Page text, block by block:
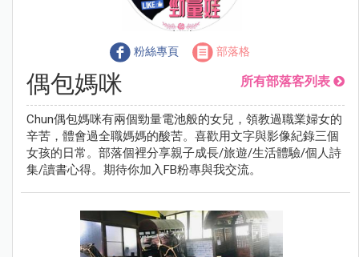
粉絲專頁 部落格
偶包媽咪 所有部落客列表
Chun偶包媽咪有兩個勁量電池般的女兒，領教過職業婦女的
辛苦，體會過全職媽媽的酸苦。喜歡用文字與影像紀錄三個
女孩的日常。部落個裡分享親子成長/旅遊/生活體驗/個人詩
集/讀書心得。期待你加入FB粉專與我交流。